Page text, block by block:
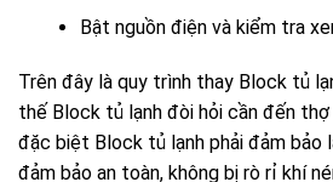
Bật nguồn điện và kiểm tra
Trên đây là quy trình thay Block tủ
thế Block tủ lạnh đòi hỏi cần đến thợ
đặc biệt Block tủ lạnh phải đảm bảo
đảm bảo an toàn, không bị rò rỉ khí